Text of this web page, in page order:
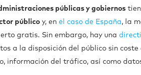
públicas y gobiernos
público y, en el caso de España, la
gratis. Sin embargo, hay una
a la disposición del público sin
información del tráfico, así como